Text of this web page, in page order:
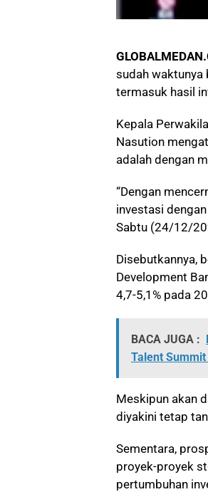
sudah waktunya
termasuk hasil
Kepala
Nasution
adalah dengan
“Dengan
investasi
Sabtu (24/12/
Disebutkannya,
Development
4,7-5,1% pada
BACA JUGA :
Talent
Meskipun akan
diyakini tetap
Sementara,
proyek-proyek
pertumbuhan